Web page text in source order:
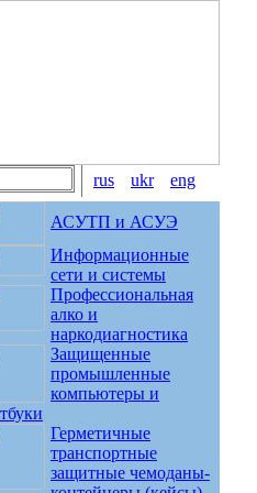
rus ukr eng
АСУТП и АСУЭ
Информационные
сети и системы
Профессиональная
алко и
наркодиагностика
Защищенные
промышленные
компьютеры и
Герметичные
транспортные
защитные чемоданы-